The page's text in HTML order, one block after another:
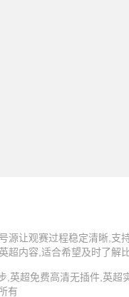
源让观赛过程稳定清晰,
超内容,适合希望及时了解
超免费高清无插件,英超
有